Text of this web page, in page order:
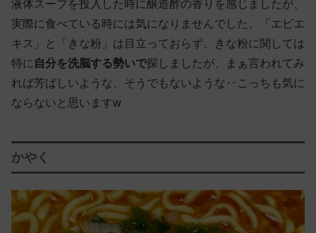
液体スープを投入した時に醸造酢の香りを感じましたが、
実際に食べている時には気になりませんでした。「エビエ
キス」と「きな粉」は目立っておらず、きな粉に関しては
特に 自分を洗脳する勢いで探しましたが、まぁ言われてみ
れば芳ばしいような、そうでもないような‥こっちも気に
ならないと思いますw
かやく